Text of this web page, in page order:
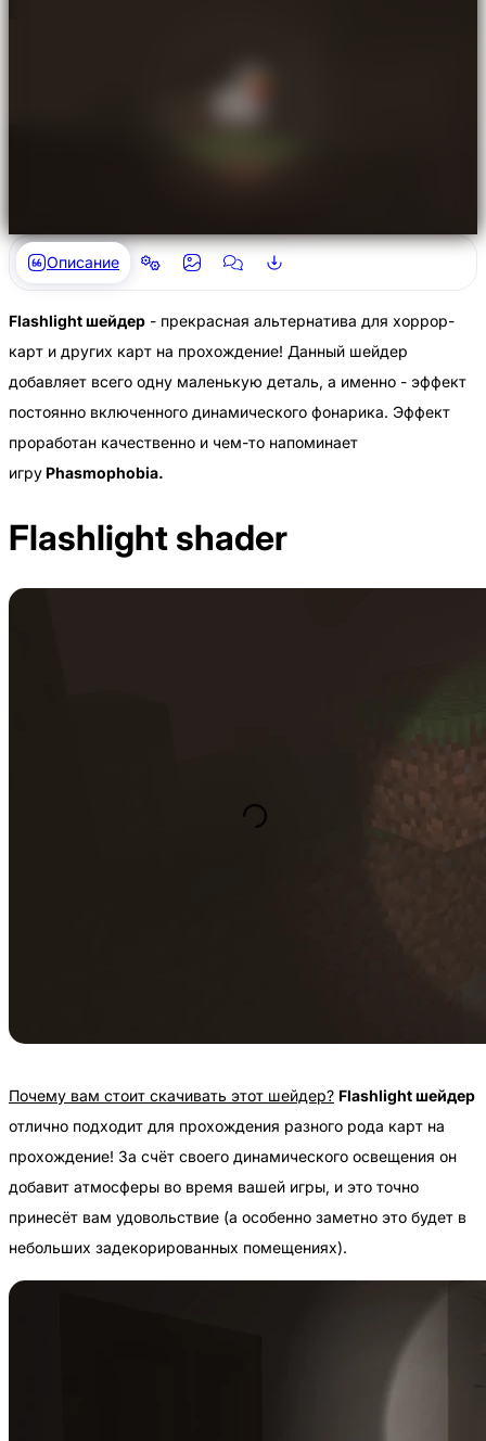
Описание
Flashlight шейдер - прекрасная альтернатива для хоррор-
карт и других карт на прохождение! Данный шейдер
добавляет всего одну маленькую деталь, а именно - эффект
постоянно включенного динамического фонарика. Эффект
проработан качественно и чем-то напоминает
игру Phasmophobia.
Flashlight shader
Почему вам стоит скачивать этот шейдер? Flashlight шейдер
отлично подходит для прохождения разного рода карт на
прохождение! За счёт своего динамического освещения он
добавит атмосферы во время вашей игры, и это точно
принесёт вам удовольствие (а особенно заметно это будет в
небольших задекорированных помещениях).